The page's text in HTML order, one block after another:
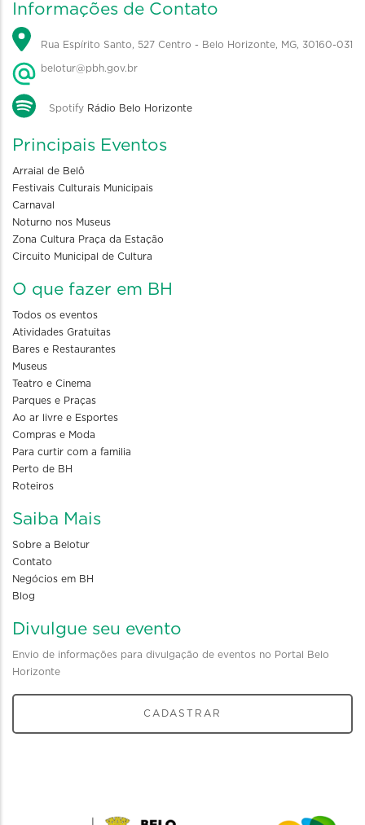
Informações de Contato
Rua Espírito Santo, 527 Centro - Belo Horizonte, MG, 30160-031
belotur@pbh.gov.br
Spotify Rádio Belo Horizonte
Principais Eventos
Arraial de Belô
Festivais Culturais Municipais
Carnaval
Noturno nos Museus
Zona Cultura Praça da Estação
Circuito Municipal de Cultura
O que fazer em BH
Todos os eventos
Atividades Gratuitas
Bares e Restaurantes
Museus
Teatro e Cinema
Parques e Praças
Ao ar livre e Esportes
Compras e Moda
Para curtir com a familia
Perto de BH
Roteiros
Saiba Mais
Sobre a Belotur
Contato
Negócios em BH
Blog
Divulgue seu evento
Envio de informações para divulgação de eventos no Portal Belo
Horizonte
CADASTRAR